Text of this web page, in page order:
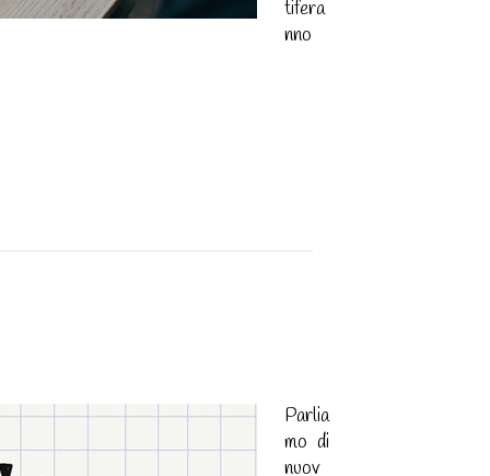
tifera
nno
Parlia
mo di
nuov